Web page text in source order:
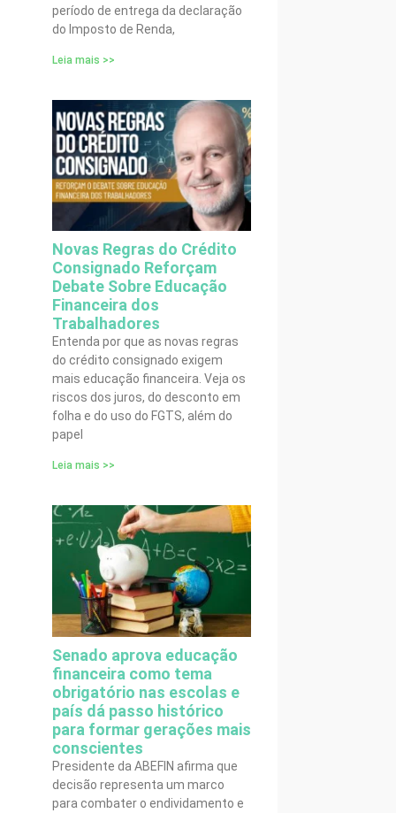
período de entrega da declaração
do Imposto de Renda,
Leia mais >>
Novas Regras do Crédito
Consignado Reforçam
Debate Sobre Educação
Financeira dos
Trabalhadores
Entenda por que as novas regras
do crédito consignado exigem
mais educação financeira. Veja os
riscos dos juros, do desconto em
folha e do uso do FGTS, além do
papel
Leia mais >>
Senado aprova educação
financeira como tema
obrigatório nas escolas e
país dá passo histórico
para formar gerações mais
conscientes
Presidente da ABEFIN afirma que
decisão representa um marco
para combater o endividamento e